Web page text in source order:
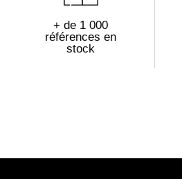
+ de 1 000
références en
stock